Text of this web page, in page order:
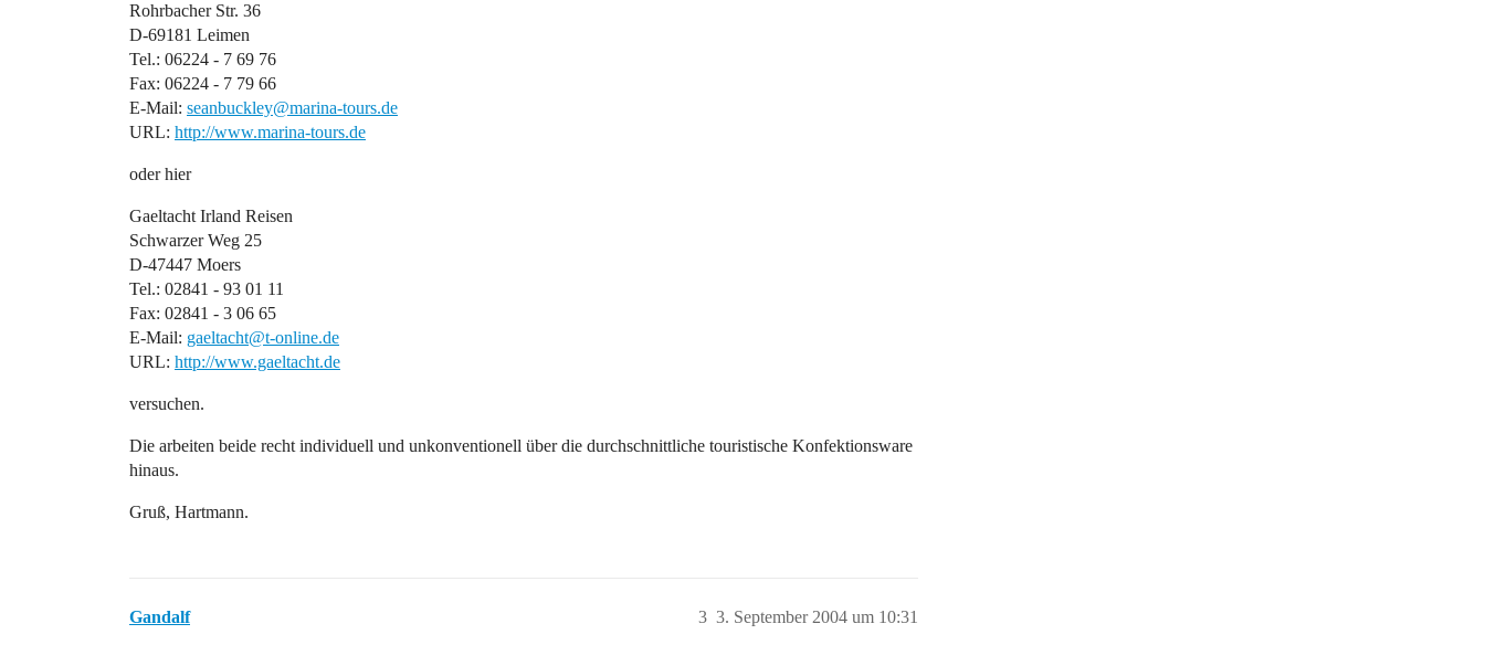
Rohrbacher Str. 36
D-69181 Leimen
Tel.: 06224 - 7 69 76
Fax: 06224 - 7 79 66
E-Mail: seanbuckley@marina-tours.de
URL: http://www.marina-tours.de
oder hier
Gaeltacht Irland Reisen
Schwarzer Weg 25
D-47447 Moers
Tel.: 02841 - 93 01 11
Fax: 02841 - 3 06 65
E-Mail: gaeltacht@t-online.de
URL: http://www.gaeltacht.de
versuchen.
Die arbeiten beide recht individuell und unkonventionell über die durchschnittliche touristische Konfektionsware
hinaus.
Gruß, Hartmann.
Gandalf 3. September 2004 um 10:31
3